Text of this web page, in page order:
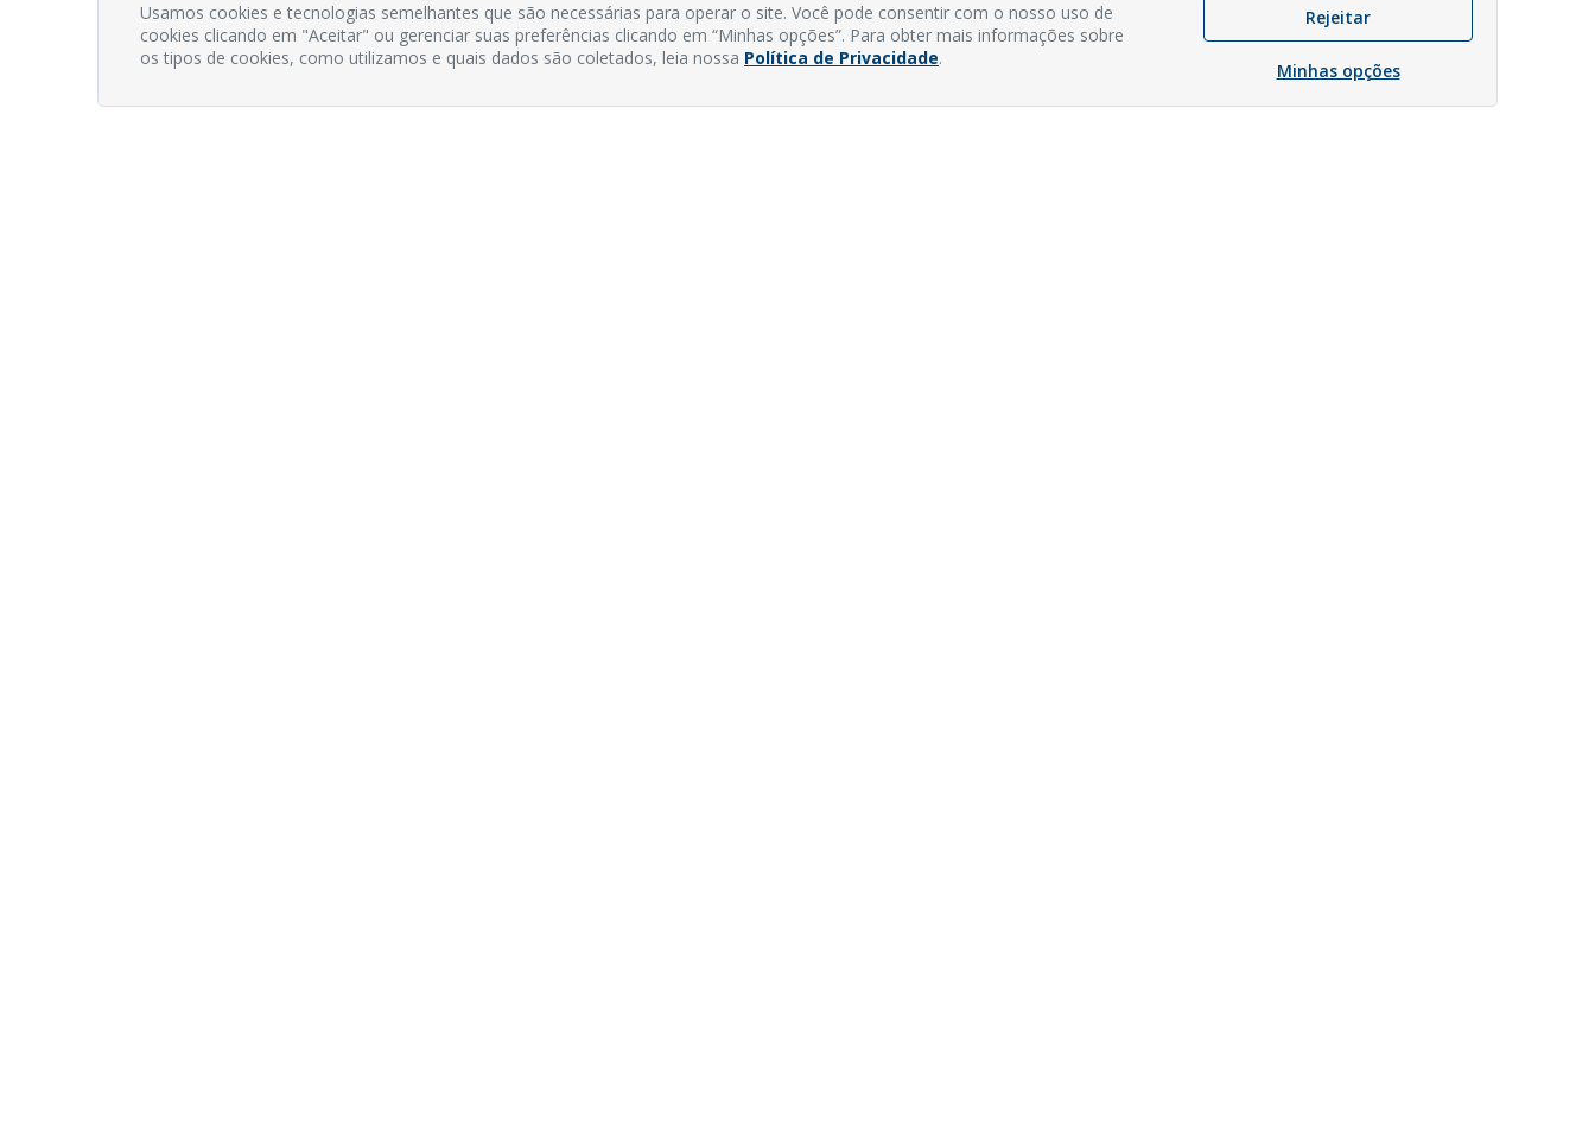
Usamos cookies e tecnologias semelhantes que são necessárias para operar o site. Você pode consentir com o nosso uso de
cookies clicando em "Aceitar" ou gerenciar suas preferências clicando em “Minhas opções”. Para obter mais informações sobre
os tipos de cookies, como utilizamos e quais dados são coletados, leia nossa Política de Privacidade.
Rejeitar
Minhas opções